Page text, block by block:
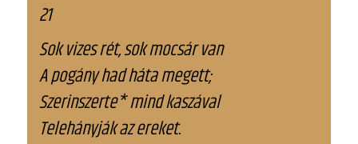
21
Sok vizes rét, sok mocsár van
A pogány had háta megett;
Szerinszerte* mind kaszával
Telehányják az ereket.